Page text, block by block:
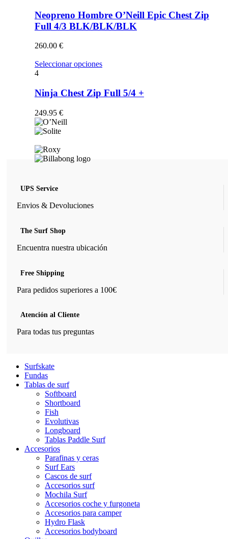
múltiples
variantes.
Las
elegir
página
Neopreno Hombre O’Neill Epic Chest Zip
Full 4/3 BLK/BLK/BLK
260.00 €
Seleccionar opcionesEste
múltiples
variantes.
4
Ninja Chest Zip Full 5/4 +
249.95 €
UPS Service
Envios & Devoluciones
The Surf Shop
Encuentra nuestra ubicación
Free Shipping
Para pedidos superiores a 100€
Atención al Cliente
Para todas tus preguntas
Surfskate
Fundas
Tablas de surf
Softboard
Shortboard
Fish
Evolutivas
Longboard
Tablas Paddle Surf
Accesorios
Parafinas y ceras
Surf Ears
Cascos de surf
Accesorios surf
Mochila Surf
Accesorios coche y furgoneta
Accesorios para camper
Hydro Flask
Accesorios bodyboard